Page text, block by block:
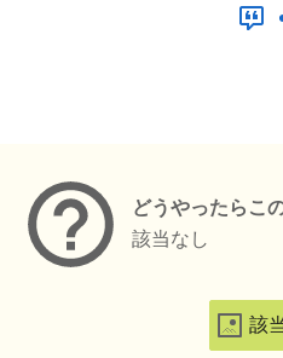
どうやったらこ
該当なし
該